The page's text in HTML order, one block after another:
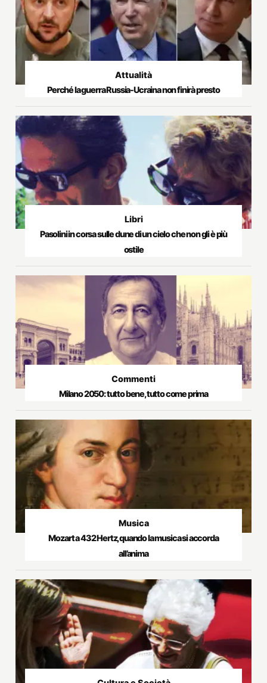
Attualità
Perché la guerra Russia-Ucraina non finirà presto
Libri
Pasolini in corsa sulle dune di un cielo che non gli è più
ostile
Commenti
Milano 2050: tutto bene, tutto come prima
Musica
Mozart a 432 Hertz, quando la musica si accorda
all’anima